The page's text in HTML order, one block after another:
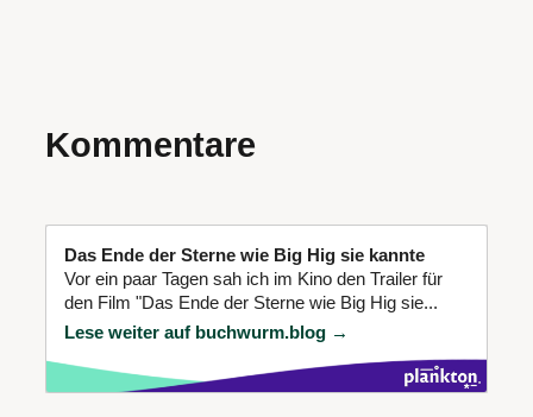
Kommentare
Das Ende der Sterne wie Big Hig sie kannte
Vor ein paar Tagen sah ich im Kino den Trailer für
den Film "Das Ende der Sterne wie Big Hig sie...
Lese weiter auf buchwurm.blog →